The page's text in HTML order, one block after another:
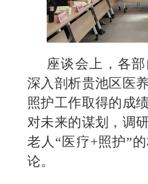
座谈会上，各
深入剖析贵池区医
照护工作取得的成
对未来的谋划，调
老人“医疗+照护”
论。